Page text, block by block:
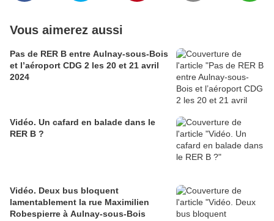
Vous aimerez aussi
Pas de RER B entre Aulnay-sous-Bois
et l’aéroport CDG 2 les 20 et 21 avril
2024
Vidéo. Un cafard en balade dans le
RER B ?
Vidéo. Deux bus bloquent
lamentablement la rue Maximilien
Robespierre à Aulnay-sous-Bois